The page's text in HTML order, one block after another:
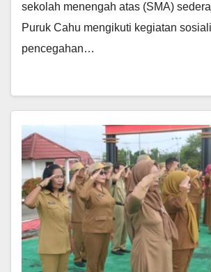
sekolah menengah atas (SMA)
Puruk Cahu mengikuti kegiatan
pencegahan…